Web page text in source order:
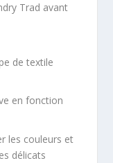
Trad avant
de textile
en fonction
les couleurs et
délicats